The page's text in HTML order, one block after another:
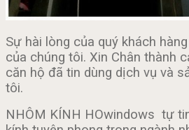
Sự hài lòng của quý khách
của chúng tôi. Xin Chân thành
căn hộ đã tin dùng dịch vụ và
tôi.
NHÔM KÍNH HOwindows tự